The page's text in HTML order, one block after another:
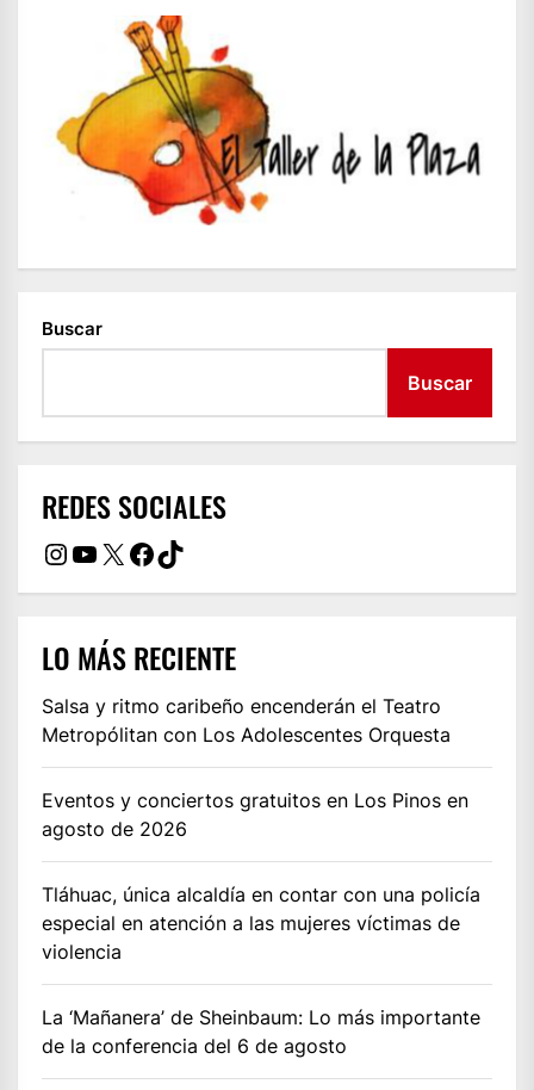
Buscar
Buscar
REDES SOCIALES
Instagram
YouTube
X Facebook
TikTok
LO MÁS RECIENTE
Salsa y ritmo caribeño encenderán el Teatro
Metropólitan con Los Adolescentes Orquesta
Eventos y conciertos gratuitos en Los Pinos en
agosto de 2026
Tláhuac, única alcaldía en contar con una policía
especial en atención a las mujeres víctimas de
violencia
La ‘Mañanera’ de Sheinbaum: Lo más importante
de la conferencia del 6 de agosto